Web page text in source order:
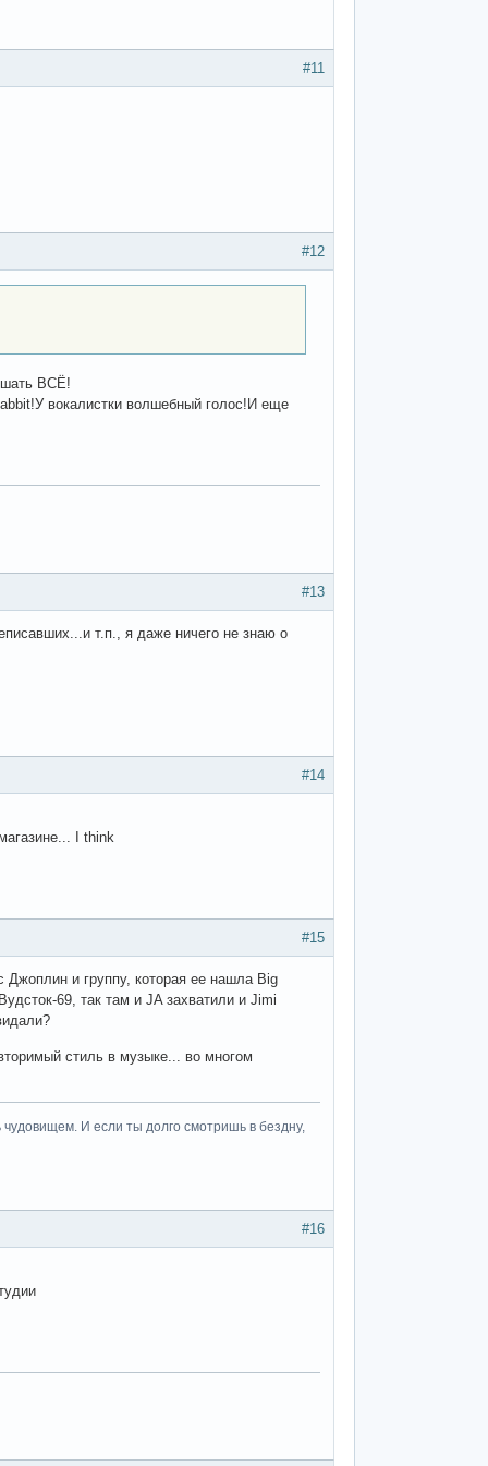
#11
#12
ВСЁ!
вокалистки волшебный голос!И еще
#13
т.п., я даже ничего не знаю о
#14
I think
#15
Джоплин и группу, которая ее нашла Big
69, так там и JA захватили и Jimi
стиль в музыке... во многом
И если ты долго смотришь в бездну,
#16